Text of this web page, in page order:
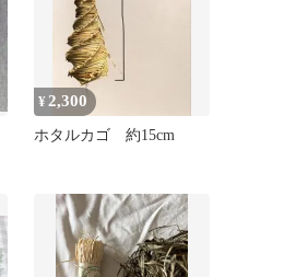
¥ 2,300
ホタルカゴ 約15cm